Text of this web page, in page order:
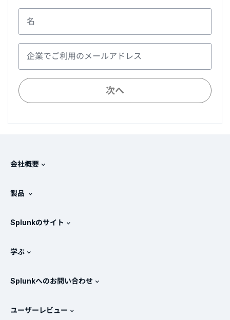
名
企業でご利用のメールアドレス
次へ
会社概要
Splunkと他社製品の比較
ニュースルーム
Splunkによる保護
製品
価格
すべての製品を見る
Splunkのサイト
トレーニングと認定
Splunkストア
学ぶ
OpenTelemetryの概要
Splunkへのお問い合わせ
ユーザーレビュー